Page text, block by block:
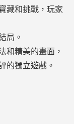
藏和挑戰，玩家
局。
和精美的畫面，
的獨立遊戲。